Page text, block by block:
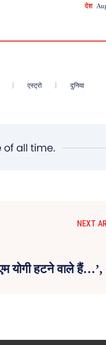
देश
एस्ट्रो दुनिया
NEXT
योगी हटने वाले